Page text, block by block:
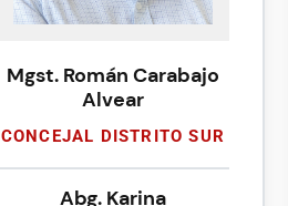
Mgst. Román Carabajo
Alvear
CONCEJAL DISTRITO SUR
Abg. Karina